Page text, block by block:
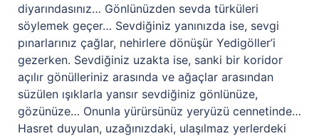
diyarındasınız… Gönlünüzden sevda türküleri
söylemek geçer… Sevdiğiniz yanınızda ise, sevgi
pınarlarınız çağlar, nehirlere dönüşür Yedigöller’i
gezerken. Sevdiğiniz uzakta ise, sanki bir koridor
açılır gönülleriniz arasında ve ağaçlar arasından
süzülen ışıklarla yansır sevdiğiniz gönlünüze,
gözünüze… Onunla yürürsünüz yeryüzü cennetinde…
Hasret duyulan, uzağınızdaki, ulaşılmaz yerlerdeki